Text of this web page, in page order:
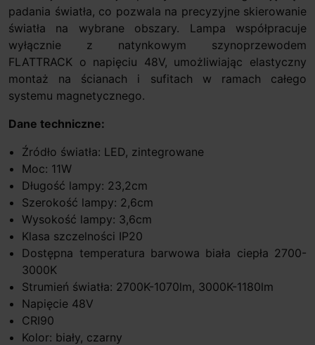
padania światła, co pozwala na precyzyjne skierowanie
światła na wybrane obszary. Lampa współpracuje
wyłącznie z natynkowym szynoprzewodem
FLATTRACK o napięciu 48V, umożliwiając elastyczny
montaż na ścianach i sufitach w ramach całego
systemu magnetycznego.
Dane techniczne:
Źródło światła: LED, zintegrowane
Moc: 11W
Długość lampy: 23,2cm
Szerokość lampy: 2,6cm
Wysokość lampy: 3,6cm
Klasa szczelności IP20
Dostępna temperatura barwowa biała ciepła 2700-
3000K
Strumień światła: 2700K-1070lm, 3000K-1180lm
Napięcie 48V
CRI90
Kolor: biały, czarny